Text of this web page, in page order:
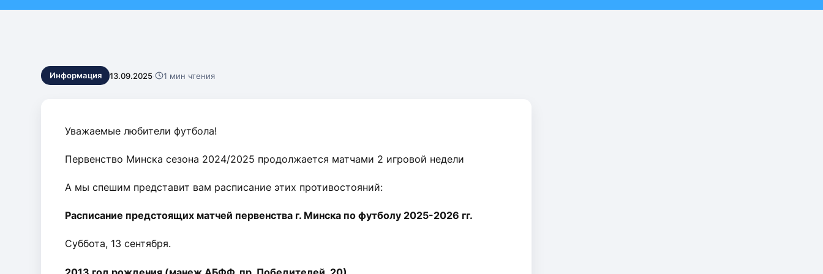
Информация 13.09.2025 · 1 мин чтения
Уважаемые любители футбола!
Первенство Минска сезона 2024/2025 продолжается матчами 2 игровой недели
А мы спешим представит вам расписание этих противостояний:
Расписание предстоящих матчей первенства г. Минска по футболу 2025-2026 гг.
Суббота, 13 сентября.